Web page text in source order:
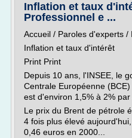
Inflation et taux
Professionnel e ...
Accueil / Paroles d'experts
Inflation et taux d'intérêt
Print Print
Depuis 10 ans, l'INSEE, le
Centrale Européenne
est d'environ 1,5% à 2% par
Le prix du Brent de pétrole
4 fois plus élevé
0,46 euros en 2000...